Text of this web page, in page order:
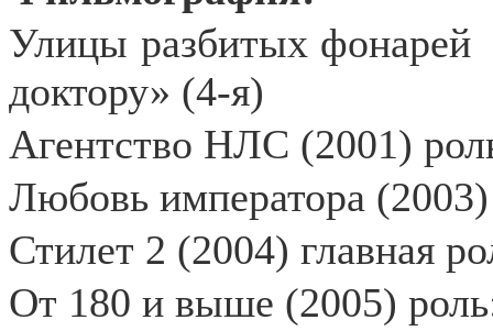
Улицы разбитых фонарей
доктору» (4-я)
Агентство НЛС (2001)
Любовь императора
Стилет 2 (2004) главная
От 180 и выше (2005)